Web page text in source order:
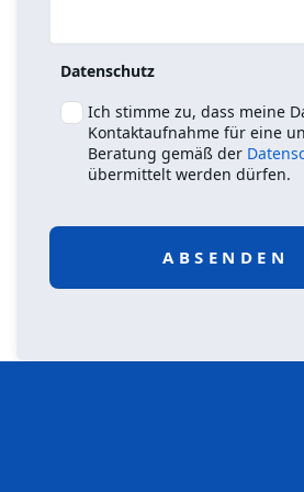
Datenschutz
Ich stimme zu, dass meine
Kontaktaufnahme für eine
Beratung gemäß der
übermittelt werden dürfen.
ABSENDEN